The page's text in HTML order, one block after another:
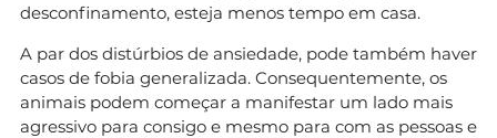
desconfinamento, esteja menos tempo em casa.
A par dos distúrbios de ansiedade, pode também haver
casos de fobia generalizada. Consequentemente, os
animais podem começar a manifestar um lado mais
agressivo para consigo e mesmo para com as pessoas e